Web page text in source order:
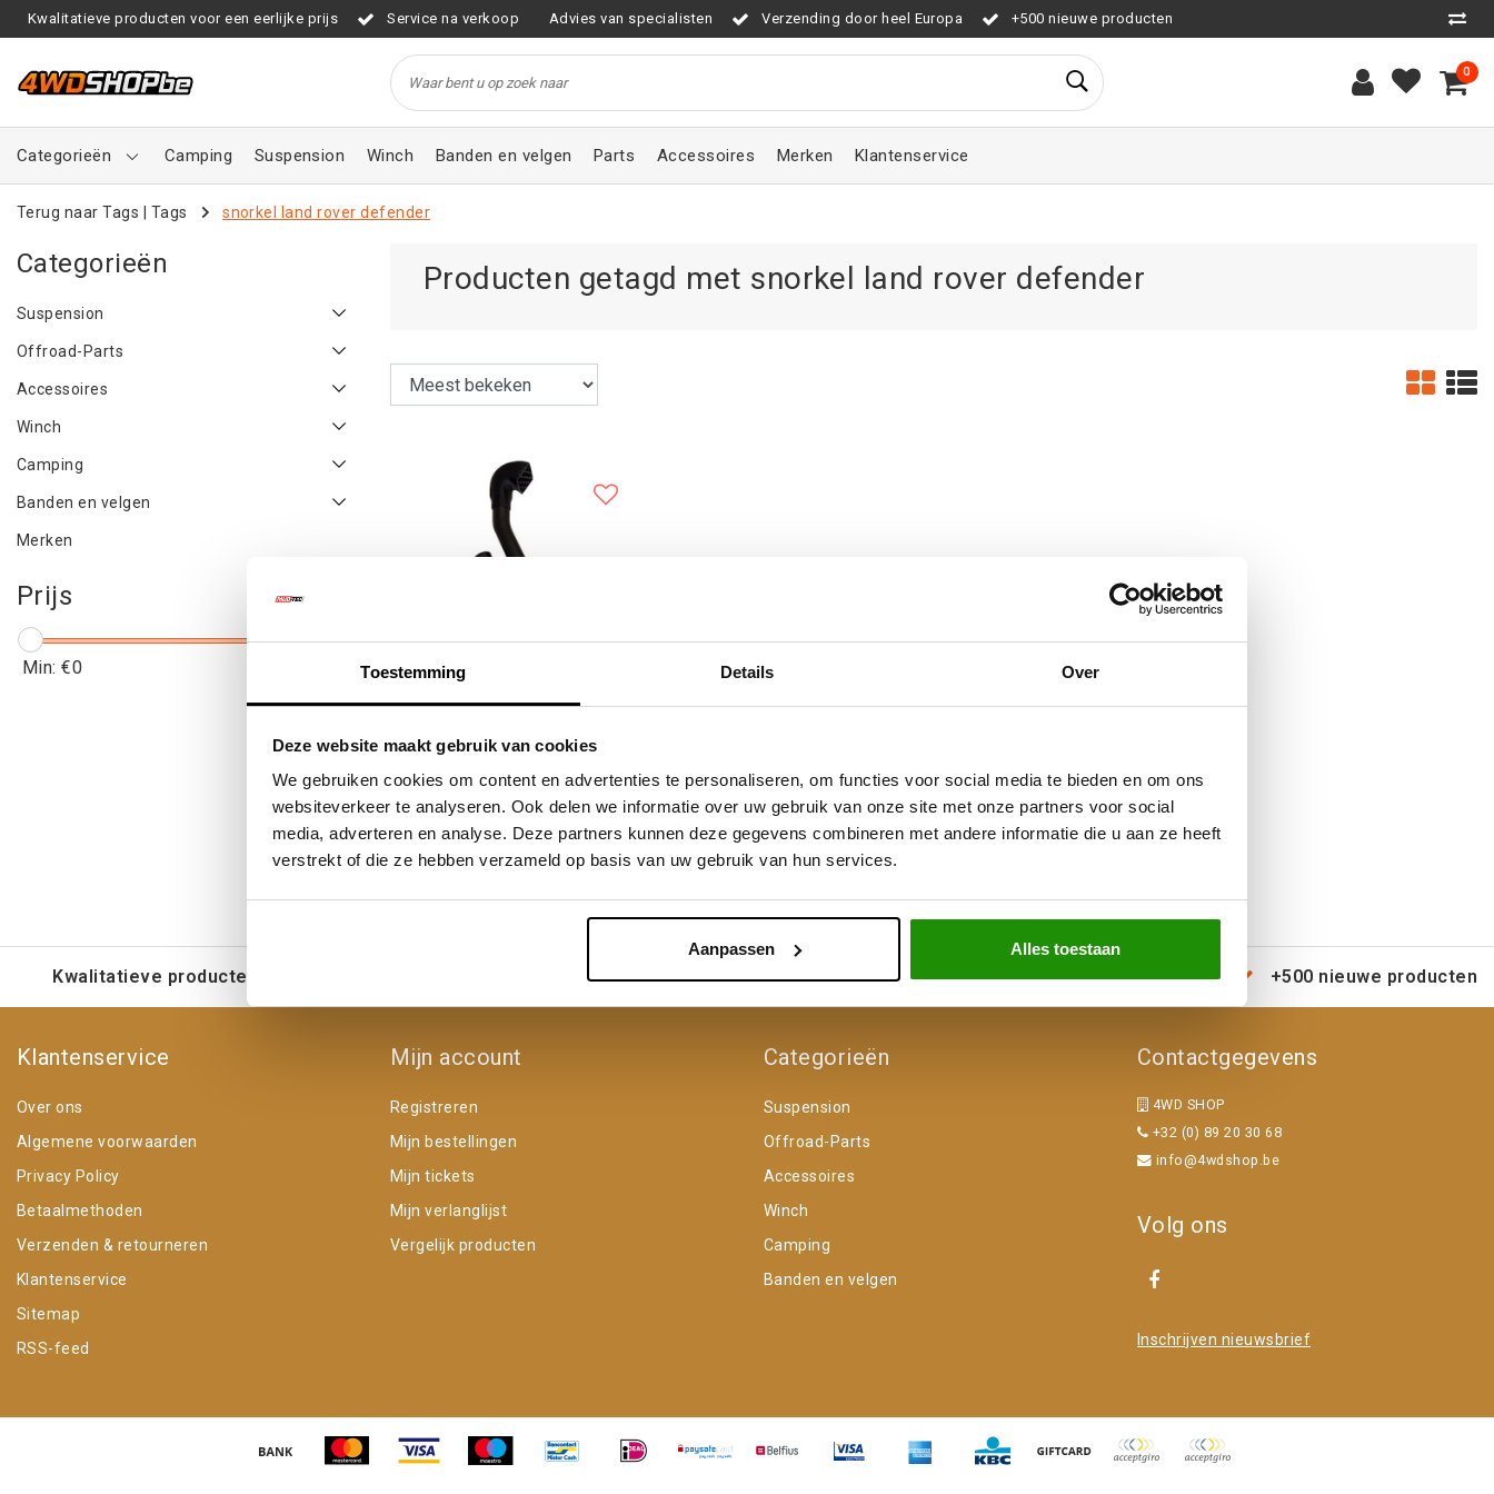
Toestemming Details Over
Deze website maakt gebruik van cookies
We gebruiken cookies om content en advertenties te personaliseren, om functies voor social media te bieden en om ons
websiteverkeer te analyseren. Ook delen we informatie over uw gebruik van onze site met onze partners voor social
media, adverteren en analyse. Deze partners kunnen deze gegevens combineren met andere informatie die u aan ze heeft
verstrekt of die ze hebben verzameld op basis van uw gebruik van hun services.
Aanpassen Alles toestaan
Kwalitatieve producten voor een eerlijke prijs Service na verkoop Advies van specialisten Verzending door heel Europa +500 nieuwe producten
0
Categorieën Camping Suspension Winch Banden en velgen Parts Accessoires Merken Klantenservice
Terug naar Tags Tags snorkel land rover defender
Categorieën
Suspension
Offroad-Parts
Accessoires
Winch
Camping
Banden en velgen
Merken
Prijs
Min: €0
Producten getagd met snorkel land rover defender
TD5
€139,67 Excl. btw
€169,00 Incl. btw
Kwalitatieve producten voor een eerlijke prijs Service na verkoop Advies van specialisten Verzending door heel Europa +500 nieuwe producten
Klantenservice
Over ons
Algemene voorwaarden
Privacy Policy
Betaalmethoden
Verzenden & retourneren
Klantenservice
Sitemap
RSS-feed
Mijn account
Registreren
Mijn bestellingen
Mijn tickets
Mijn verlanglijst
Vergelijk producten
Categorieën
Suspension
Offroad-Parts
Accessoires
Winch
Camping
Banden en velgen
Contactgegevens
4WD SHOP
+32 (0) 89 20 30 68
info@4wdshop.be
Volg ons
Inschrijven nieuwsbrief